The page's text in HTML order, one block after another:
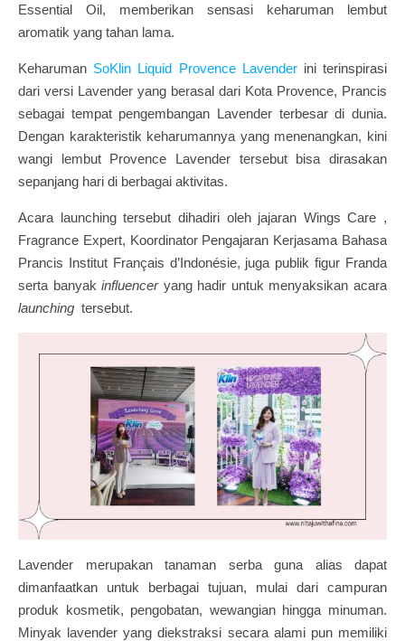
Essential Oil, memberikan sensasi keharuman lembut
aromatik yang tahan lama.
Keharuman SoKlin Liquid Provence Lavender ini terinspirasi
dari versi Lavender yang berasal dari Kota Provence, Prancis
sebagai tempat pengembangan Lavender terbesar di dunia.
Dengan karakteristik keharumannya yang menenangkan, kini
wangi lembut Provence Lavender tersebut bisa dirasakan
sepanjang hari di berbagai aktivitas.
Acara launching tersebut dihadiri oleh jajaran Wings Care ,
Fragrance Expert, Koordinator Pengajaran Kerjasama Bahasa
Prancis Institut Français d’Indonésie, juga publik figur Franda
serta banyakinfluenceryang hadir untuk menyaksikan acara
launching tersebut.
Lavender merupakan tanaman serba guna alias dapat
dimanfaatkan untuk berbagai tujuan, mulai dari campuran
produk kosmetik, pengobatan, wewangian hingga minuman.
Minyak lavender yang diekstraksi secara alami pun memiliki